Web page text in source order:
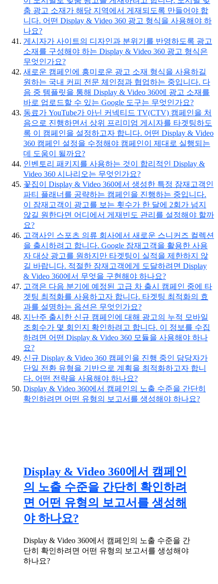
춤 광고 소재가 해당 지역에서 게재되도록 만들어야 합
니다. 어떤 Display & Video 360 광고 형식을 사용해야 하
나요?
게시자가 사이트의 디자인과 분위기를 반영하도록 광고
소재를 구성해야 하는 Display & Video 360 광고 형식은
무엇인가요?
새로운 캠페인에 흥미로운 광고 소재 형식을 사용하길
원하는 국내 커피 전문 체인점과 협업하는 중입니다. 다
음 중 템플릿을 통해 Display & Video 360에 광고 소재를
바로 업로드할 수 있는 Google 도구는 무엇인가요?
동료가 YouTube가 아닌 커넥티드 TV(CTV) 캠페인을 처
음으로 진행하면서 상위 프리미엄 게시자를 타겟팅하도
록 이 캠페인을 설정하고자 합니다. 어떤 Display & Video
360 캠페인 설정을 수정해야 캠페인이 제대로 실행되는
데 도움이 될까요?
인벤토리 패키지를 사용하는 것이 합리적인 Display &
Video 360 시나리오는 무엇인가요?
꽃집이 Display & Video 360에서 생성한 특정 잠재고객인
파티 플래너를 공략하는 캠페인을 진행하는 중입니다.
이 잠재고객이 광고를 보는 횟수가 한 달에 2회가 넘지
않길 원한다면 어디에서 게재빈도 관리를 설정해야 할까
요?
고객사인 스포츠 의류 회사에서 새로운 스니커즈 컬렉션
을 출시하려고 합니다. Google 잠재고객을 활용한 사용
자 대상 광고를 원하지만 타겟팅이 실적을 제한하지 않
길 바랍니다. 적절한 잠재고객에게 도달하려면 Display
& Video 360에서 무엇을 구현해야 하나요?
고객은 다음 분기에 예정된 고급 차 출시 캠페인 중에 타
겟팅 최적화를 사용하고자 합니다. 타겟팅 최적화의 효
과를 설명하는 옵션은 무엇인가요?
지난주 출시한 신규 캠페인에 대해 광고의 누적 모바일
조회수가 몇 회인지 확인하려고 합니다. 이 정보를 수집
하려면 어떤 Display & Video 360 모듈을 사용해야 하나
요?
신규 Display & Video 360 캠페인을 진행 중인 담당자가
단일 전환 유형을 기반으로 계획을 최적화하고자 합니
다. 어떤 전략을 사용해야 하나요?
Display & Video 360에서 캠페인의 노출 수준을 간단히
확인하려면 어떤 유형의 보고서를 생성해야 하나요?
Display & Video 360에서 캠페인
의 노출 수준을 간단히 확인하려
면 어떤 유형의 보고서를 생성해
야 하나요?
Display & Video 360에서 캠페인의 노출 수준을 간
단히 확인하려면 어떤 유형의 보고서를 생성해야
하나요?